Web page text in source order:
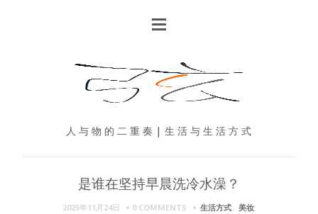
人 与 物 的 二 重 奏 | 生 活 与 生 活 方 式
是谁在坚持早晨洗冷水澡？
2025年11月24日 0 COMMENTS 生活方式 , 美妆